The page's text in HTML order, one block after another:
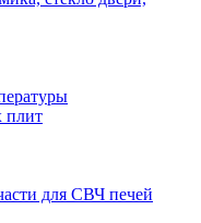
плит
для СВЧ печей